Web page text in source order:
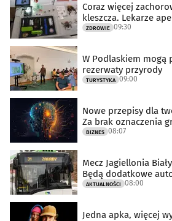
Coraz więcej
kleszcza. Lekarze
ZDROWIE 09:30
W Podlaskiem mogą
rezerwaty przyrody
TURYSTYKA 09:00
Nowe przepisy dla
Za brak oznaczenia
BIZNES 08:07
Mecz Jagiellonia
Będą dodatkowe
AKTUALNOŚCI 08:00
Jedna apka, więcej